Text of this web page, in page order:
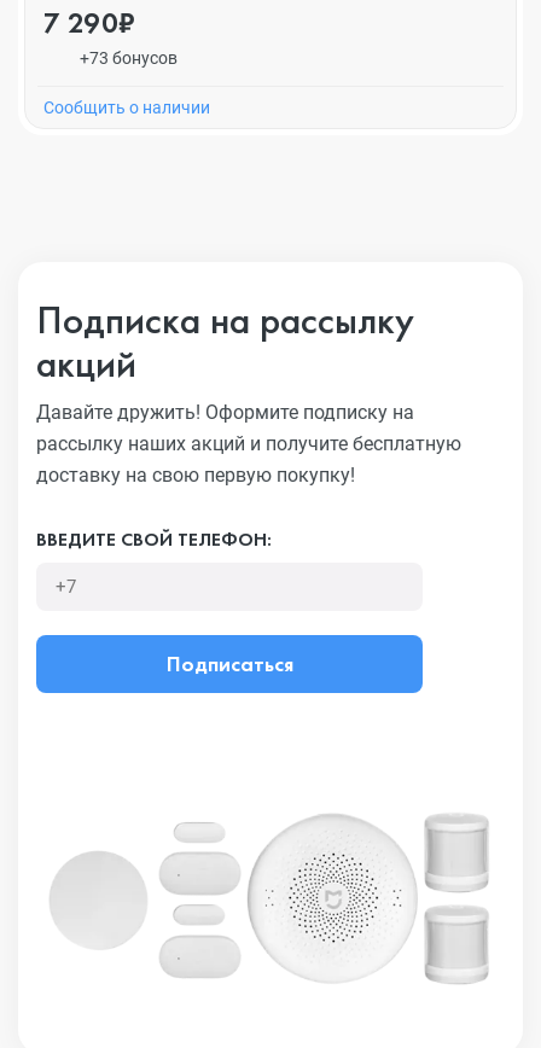
7 290₽
+73 бонусов
Cообщить о наличии
Подписка на рассылку
акций
Давайте дружить! Оформите подписку на
рассылку наших акций и получите бесплатную
доставку на свою первую покупку!
ВВЕДИТЕ СВОЙ ТЕЛЕФОН:
Подписаться